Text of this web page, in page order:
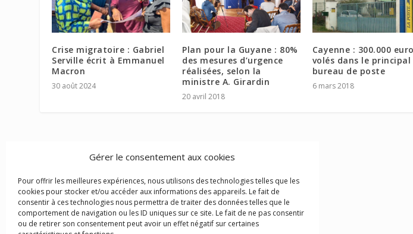
Gérer le consentement aux cookies
Pour offrir les meilleures expériences, nous utilisons des technologies telles que les
cookies pour stocker et/ou accéder aux informations des appareils. Le fait de
consentir à ces technologies nous permettra de traiter des données telles que le
comportement de navigation ou les ID uniques sur ce site. Le fait de ne pas consentir
ou de retirer son consentement peut avoir un effet négatif sur certaines
Crise migratoire : Gabriel
Serville écrit à Emmanuel
Macron
30 août 2024
Plan pour la Guyane : 80%
des mesures d’urgence
réalisées, selon la
ministre A. Girardin
20 avril 2018
Cayenne : 300.000
volés dans le principal
bureau de poste
6 mars 2018